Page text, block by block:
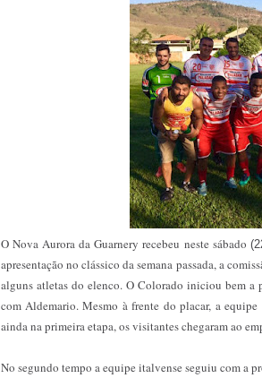
O Nova Aurora da Guarnery recebeu neste sábado
apresentação no clássico da semana passada, a
alguns atletas do elenco. O Colorado iniciou bem
com Aldemario. Mesmo à frente do placar, a
ainda na primeira etapa, os visitantes chegaram ao
No segundo tempo a equipe italvense seguiu com a